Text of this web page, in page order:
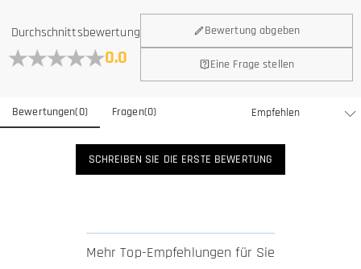
Durchschnittsbewertung
0.0
Bewertung abgeben
Eine Frage stellen
Bewertungen(0) Fragen(0)
SCHREIBEN SIE DIE ERSTE BEWERTUNG
Mehr Top-Empfehlungen für Sie